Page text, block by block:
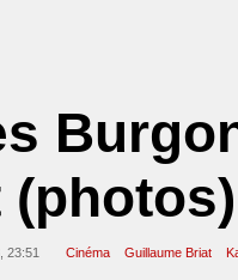
(photos)
23:51 Cinéma Guillaume Briat